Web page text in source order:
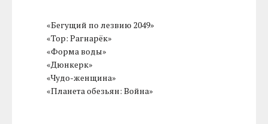
«Бегущий по лезвию 2049»
«Тор: Рагнарёк»
«Форма воды»
«Дюнкерк»
«Чудо-женщина»
«Планета обезьян: Война»